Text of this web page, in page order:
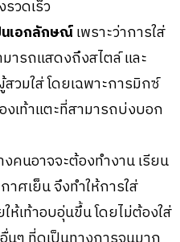
วดเร็ว
เอกลักษณ์เพราะว่าการใส่
ารถแสดงถึงสไตล์ และ
วมใส่ โดยเฉพาะการมิกซ์
เท้าแตะที่สามารถบ่งบอก
งคนอาจจะต้องทำงาน เรียน
ศเย็น จึงทำให้การใส่
ห้เท้าอบอุ่นขึ้น โดยไม่ต้องใส่